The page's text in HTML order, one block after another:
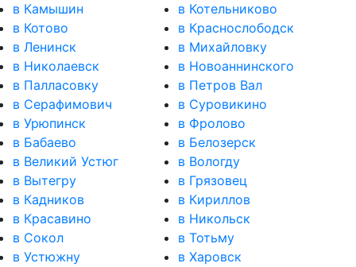
в Камышин
в Котельниково
в Котово
в Краснослободск
в Ленинск
в Михайловку
в Николаевск
в Новоаннинского
в Палласовку
в Петров Вал
в Серафимович
в Суровикино
в Урюпинск
в Фролово
в Бабаево
в Белозерск
в Великий Устюг
в Вологду
в Вытегру
в Грязовец
в Кадников
в Кириллов
в Красавино
в Никольск
в Сокол
в Тотьму
в Устюжну
в Харовск